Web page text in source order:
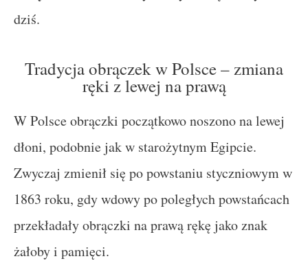
dziś.
Tradycja obrączek w Polsce – zmiana
ręki z lewej na prawą
W Polsce obrączki początkowo noszono na lewej
dłoni, podobnie jak w starożytnym Egipcie.
Zwyczaj zmienił się po powstaniu styczniowym w
1863 roku, gdy wdowy po poległych powstańcach
przekładały obrączki na prawą rękę jako znak
żałoby i pamięci.